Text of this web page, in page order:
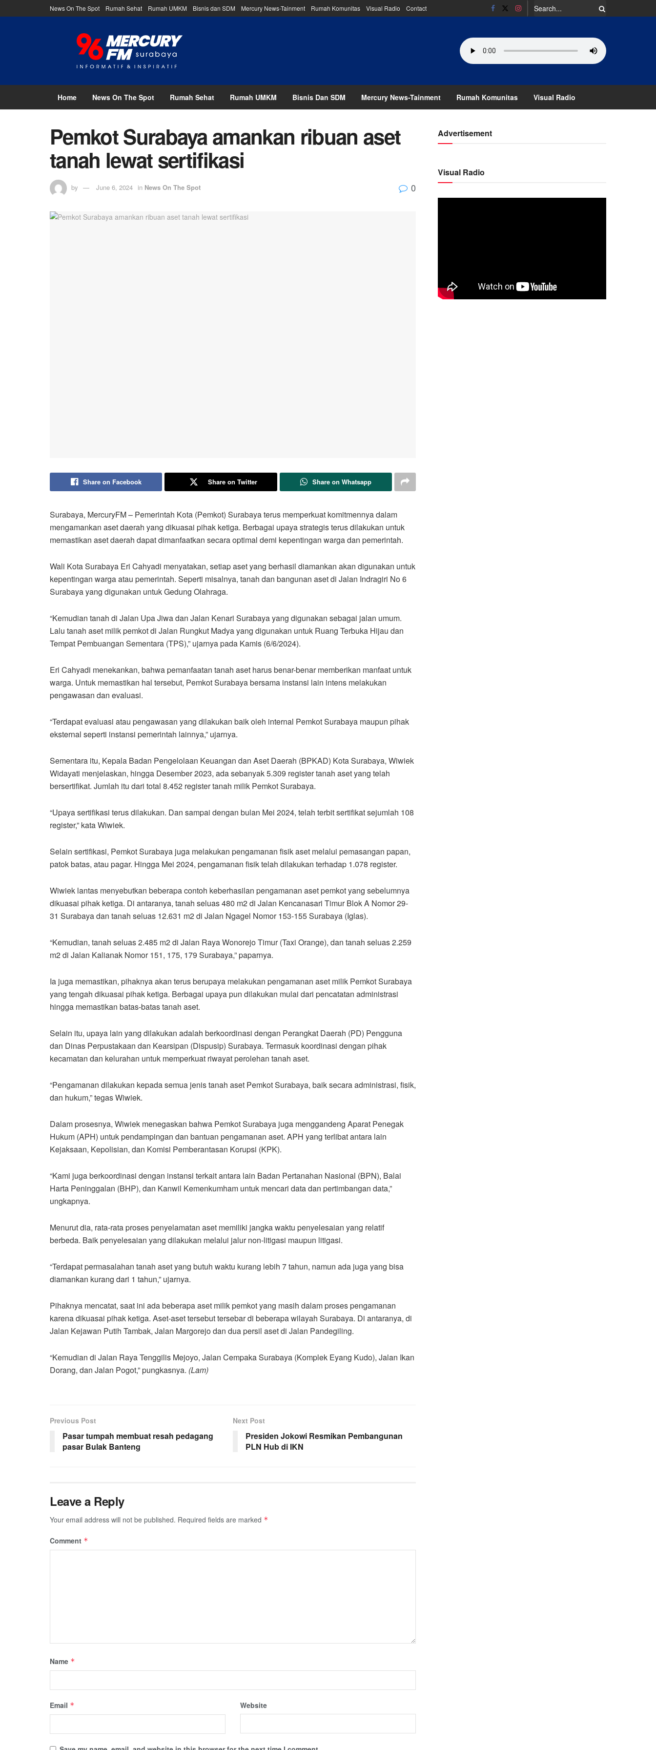
News On The Spot Rumah Sehat Rumah UMKM Bisnis dan SDM Mercury News-Tainment Rumah Komunitas Visual Radio Contact
Home News On The Spot Rumah Sehat Rumah UMKM Bisnis Dan SDM Mercury News-Tainment Rumah Komunitas Visual Radio
Pemkot Surabaya amankan ribuan aset
tanah lewat sertifikasi
by June 6, 2024 in News On The Spot 0
Share on Facebook Share on Twitter Share on Whatsapp
Surabaya, MercuryFM – Pemerintah Kota (Pemkot) Surabaya terus memperkuat komitmennya dalam
mengamankan aset daerah yang dikuasai pihak ketiga. Berbagai upaya strategis terus dilakukan untuk
memastikan aset daerah dapat dimanfaatkan secara optimal demi kepentingan warga dan pemerintah.
Wali Kota Surabaya Eri Cahyadi menyatakan, setiap aset yang berhasil diamankan akan digunakan untuk
kepentingan warga atau pemerintah. Seperti misalnya, tanah dan bangunan aset di Jalan Indragiri No 6
Surabaya yang digunakan untuk Gedung Olahraga.
“Kemudian tanah di Jalan Upa Jiwa dan Jalan Kenari Surabaya yang digunakan sebagai jalan umum.
Lalu tanah aset milik pemkot di Jalan Rungkut Madya yang digunakan untuk Ruang Terbuka Hijau dan
Tempat Pembuangan Sementara (TPS),” ujarnya pada Kamis (6/6/2024).
Eri Cahyadi menekankan, bahwa pemanfaatan tanah aset harus benar-benar memberikan manfaat untuk
warga. Untuk memastikan hal tersebut, Pemkot Surabaya bersama instansi lain intens melakukan
pengawasan dan evaluasi.
“Terdapat evaluasi atau pengawasan yang dilakukan baik oleh internal Pemkot Surabaya maupun pihak
eksternal seperti instansi pemerintah lainnya,” ujarnya.
Sementara itu, Kepala Badan Pengelolaan Keuangan dan Aset Daerah (BPKAD) Kota Surabaya, Wiwiek
Widayati menjelaskan, hingga Desember 2023, ada sebanyak 5.309 register tanah aset yang telah
bersertifikat. Jumlah itu dari total 8.452 register tanah milik Pemkot Surabaya.
“Upaya sertifikasi terus dilakukan. Dan sampai dengan bulan Mei 2024, telah terbit sertifikat sejumlah 108
register,” kata Wiwiek.
Selain sertifikasi, Pemkot Surabaya juga melakukan pengamanan fisik aset melalui pemasangan papan,
patok batas, atau pagar. Hingga Mei 2024, pengamanan fisik telah dilakukan terhadap 1.078 register.
Wiwiek lantas menyebutkan beberapa contoh keberhasilan pengamanan aset pemkot yang sebelumnya
dikuasai pihak ketiga. Di antaranya, tanah seluas 480 m2 di Jalan Kencanasari Timur Blok A Nomor 29-
31 Surabaya dan tanah seluas 12.631 m2 di Jalan Ngagel Nomor 153-155 Surabaya (Iglas).
“Kemudian, tanah seluas 2.485 m2 di Jalan Raya Wonorejo Timur (Taxi Orange), dan tanah seluas 2.259
m2 di Jalan Kalianak Nomor 151, 175, 179 Surabaya,” paparnya.
Ia juga memastikan, pihaknya akan terus berupaya melakukan pengamanan aset milik Pemkot Surabaya
yang tengah dikuasai pihak ketiga. Berbagai upaya pun dilakukan mulai dari pencatatan administrasi
hingga memastikan batas-batas tanah aset.
Selain itu, upaya lain yang dilakukan adalah berkoordinasi dengan Perangkat Daerah (PD) Pengguna
dan Dinas Perpustakaan dan Kearsipan (Dispusip) Surabaya. Termasuk koordinasi dengan pihak
kecamatan dan kelurahan untuk memperkuat riwayat perolehan tanah aset.
“Pengamanan dilakukan kepada semua jenis tanah aset Pemkot Surabaya, baik secara administrasi, fisik,
dan hukum,” tegas Wiwiek.
Dalam prosesnya, Wiwiek menegaskan bahwa Pemkot Surabaya juga menggandeng Aparat Penegak
Hukum (APH) untuk pendampingan dan bantuan pengamanan aset. APH yang terlibat antara lain
Kejaksaan, Kepolisian, dan Komisi Pemberantasan Korupsi (KPK).
“Kami juga berkoordinasi dengan instansi terkait antara lain Badan Pertanahan Nasional (BPN), Balai
Harta Peninggalan (BHP), dan Kanwil Kemenkumham untuk mencari data dan pertimbangan data,”
ungkapnya.
Menurut dia, rata-rata proses penyelamatan aset memiliki jangka waktu penyelesaian yang relatif
berbeda. Baik penyelesaian yang dilakukan melalui jalur non-litigasi maupun litigasi.
“Terdapat permasalahan tanah aset yang butuh waktu kurang lebih 7 tahun, namun ada juga yang bisa
diamankan kurang dari 1 tahun,” ujarnya.
Pihaknya mencatat, saat ini ada beberapa aset milik pemkot yang masih dalam proses pengamanan
karena dikuasai pihak ketiga. Aset-aset tersebut tersebar di beberapa wilayah Surabaya. Di antaranya, di
Jalan Kejawan Putih Tambak, Jalan Margorejo dan dua persil aset di Jalan Pandegiling.
“Kemudian di Jalan Raya Tenggilis Mejoyo, Jalan Cempaka Surabaya (Komplek Eyang Kudo), Jalan Ikan
Dorang, dan Jalan Pogot,” pungkasnya. (Lam)
Previous Post
Pasar tumpah membuat resah pedagang
pasar Bulak Banteng
Next Post
Presiden Jokowi Resmikan Pembangunan
PLN Hub di IKN
Leave a Reply
Your email address will not be published. Required fields are marked *
Comment *
Name *
Email * Website
Advertisement
Visual Radio